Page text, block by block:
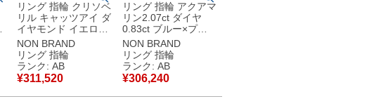
リング 指輪 クリソベ
リル キャッツアイ ダ
イヤモンド イエロー
グリーン×プラチナシ
ルバー 黄緑 猫目石
プラチナ Pt900 ハニ
ーカラー 13号 【中
古】中古品
NON BRAND
リング 指輪
ランク: AB
¥311,520
リング 指輪 アクアマ
リン2.07ct ダイヤ
0.83ct ブルー×プラ
チナシルバー Pt900
ライトブルー 水色 オ
ープンワーク 13号
【中古】中古品
NON BRAND
リング 指輪
ランク: AB
¥306,240